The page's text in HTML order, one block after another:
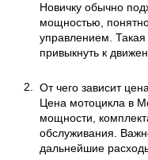
Новичку обычно
мощностью,
управлением. Такая
привыкнуть к
От чего зависит
Цена мотоцикла в
мощности,
обслуживания.
дальнейшие